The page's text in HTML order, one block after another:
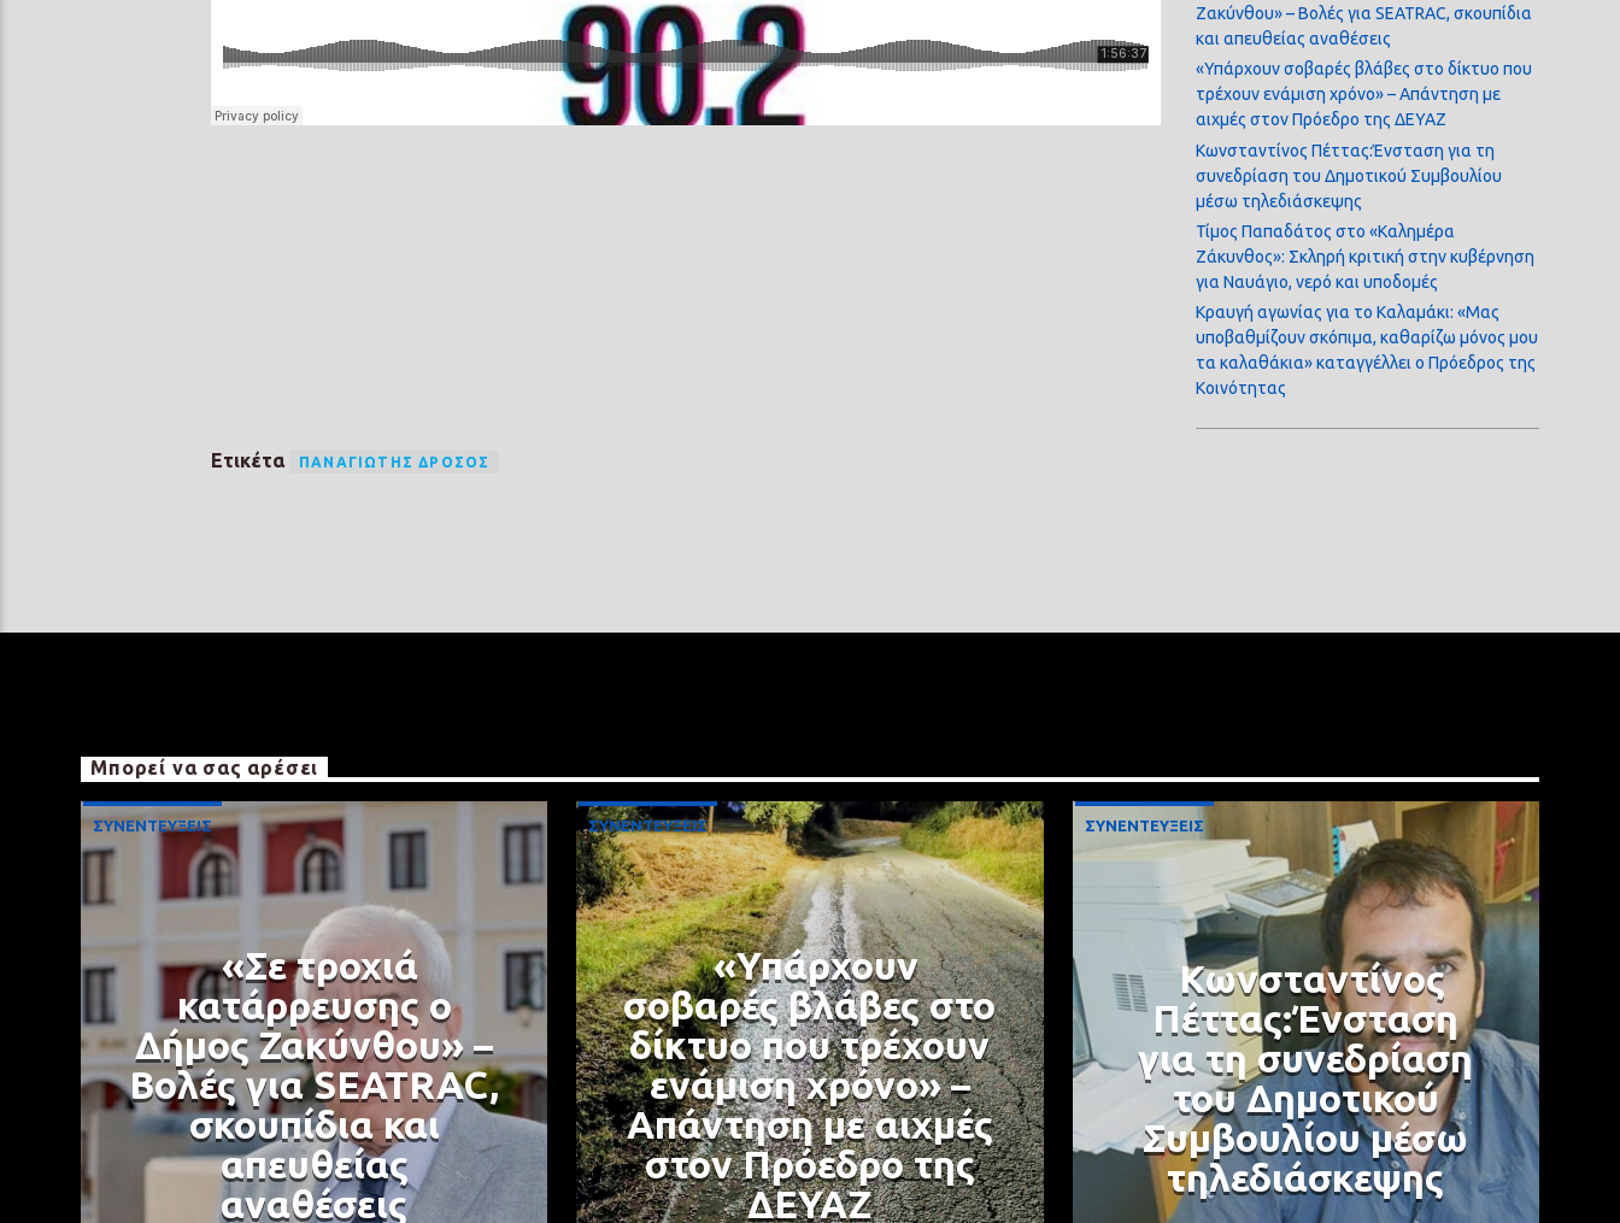
Ετικέτα ΠΑΝΑΓΙΏΤΗΣ ΔΡΌΣΟΣ
Ζακύνθου» – Βολές για SEATRAC, σκουπίδια
και απευθείας αναθέσεις
«Υπάρχουν σοβαρές βλάβες στο δίκτυο που
τρέχουν ενάμιση χρόνο» – Απάντηση με
αιχμές στον Πρόεδρο της ΔΕΥΑΖ
Κωνσταντίνος Πέττας:Ένσταση για τη
συνεδρίαση του Δημοτικού Συμβουλίου
μέσω τηλεδιάσκεψης
Τίμος Παπαδάτος στο «Καλημέρα
Ζάκυνθος»: Σκληρή κριτική στην κυβέρνηση
για Ναυάγιο, νερό και υποδομές
Κραυγή αγωνίας για το Καλαμάκι: «Μας
υποβαθμίζουν σκόπιμα, καθαρίζω μόνος μου
τα καλαθάκια» καταγγέλλει ο Πρόεδρος της
Κοινότητας
Μπορεί να σας αρέσει
ΣΥΝΕΝΤΕΥΞΕΙΣ
«Σε τροχιά
κατάρρευσης ο
Δήμος Ζακύνθου» –
Βολές για SEATRAC,
σκουπίδια και
απευθείας
αναθέσεις
ΣΥΝΕΝΤΕΥΞΕΙΣ
«Υπάρχουν
σοβαρές βλάβες στο
δίκτυο που τρέχουν
ενάμιση χρόνο» –
Απάντηση με αιχμές
στον Πρόεδρο της
ΔΕΥΑΖ
ΣΥΝΕΝΤΕΥΞΕΙΣ
Κωνσταντίνος
Πέττας:Ένσταση
για τη συνεδρίαση
του Δημοτικού
Συμβουλίου μέσω
τηλεδιάσκεψης